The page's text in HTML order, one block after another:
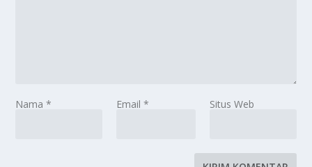
Nama* Email * Situs Web